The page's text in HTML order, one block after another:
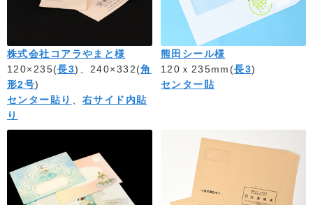
株式会社コアラやまと様
120×235(長3)、240×332(角
形2号)
センター貼り
右サイド内貼
り
熊田シール様
120ｘ235mm(長3)
センター貼